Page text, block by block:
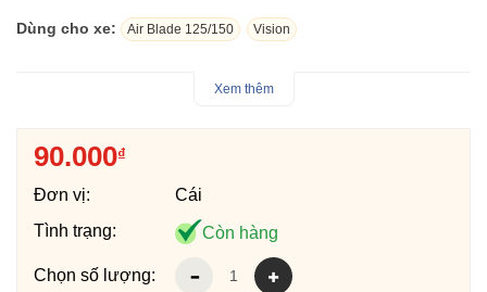
Dùng cho xe: Air Blade 125/150 Vision
Tay thắng zin bên trái cho AB, Click (màu bạc) hàng chính hãng
Xem thêm
90.000₫
Đơn vị:
Cái
Tình trạng:
Còn hàng
Chọn số lượng: